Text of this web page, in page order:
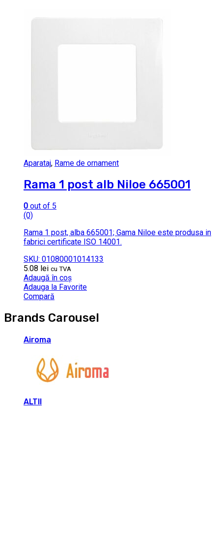
Aparataj, Rame de ornament
Rama 1 post alb Niloe 665001
0 out of 5
(0)
Rama 1 post, alba 665001; Gama Niloe este produsa in
fabrici certificate ISO 14001.
SKU: 01080001014133
5.08 lei cu TVA
Adaugă în coș
Adauga la Favorite
Compară
Brands Carousel
Airoma
ALTII